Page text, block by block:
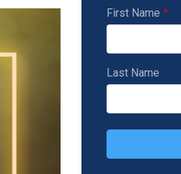
First Name
Last Name